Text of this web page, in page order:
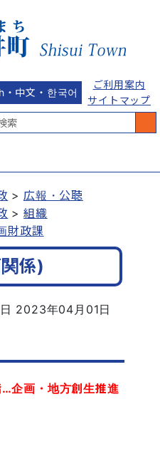
・中文・한국어
ご利用案内
サイトマップ
文化 観光・魅力
くり 防災
広報・公聴
組織
財政課
係)
2023年04月01日
企画・地方創生推進